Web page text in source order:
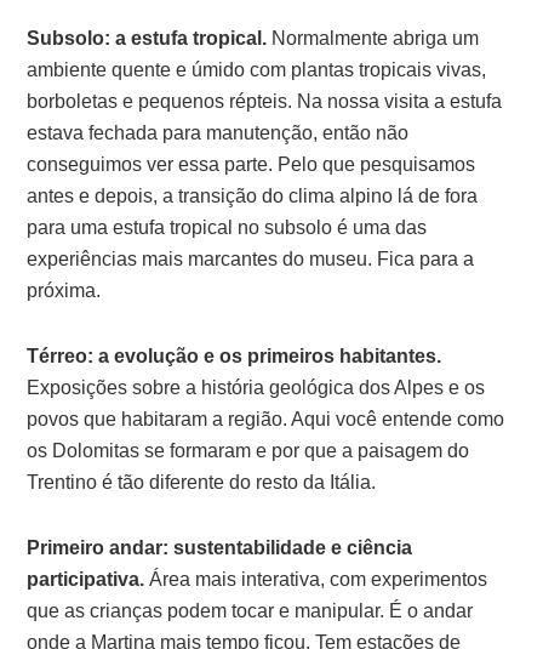
Subsolo: a estufa tropical. Normalmente abriga um
ambiente quente e úmido com plantas tropicais vivas,
borboletas e pequenos répteis. Na nossa visita a estufa
estava fechada para manutenção, então não
conseguimos ver essa parte. Pelo que pesquisamos
antes e depois, a transição do clima alpino lá de fora
para uma estufa tropical no subsolo é uma das
experiências mais marcantes do museu. Fica para a
próxima.
Térreo: a evolução e os primeiros habitantes.
Exposições sobre a história geológica dos Alpes e os
povos que habitaram a região. Aqui você entende como
os Dolomitas se formaram e por que a paisagem do
Trentino é tão diferente do resto da Itália.
Primeiro andar: sustentabilidade e ciência
participativa. Área mais interativa, com experimentos
que as crianças podem tocar e manipular. É o andar
onde a Martina mais tempo ficou. Tem estações de